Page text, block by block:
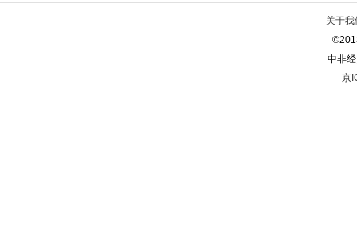
关于我
中非
京